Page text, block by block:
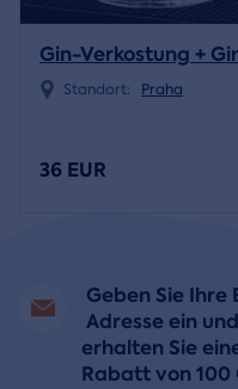
Gin-Verkostung +
Standort: Praha
36 EUR
Geben Sie Ihre
Adresse ein und
erhalten Sie
Rabatt von 100